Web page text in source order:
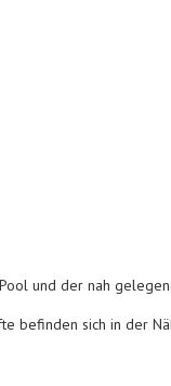
und der nah
befinden sich in der